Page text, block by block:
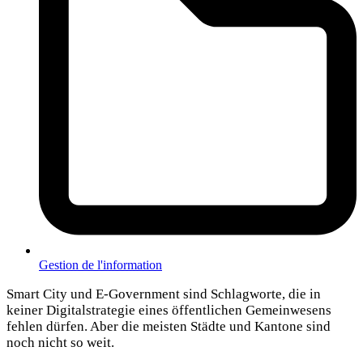
Gestion de l'information
Smart City und E-Government sind Schlagworte, die in
keiner Digitalstrategie eines öffentlichen Gemeinwesens
fehlen dürfen. Aber die meisten Städte und Kantone sind
noch nicht so weit.